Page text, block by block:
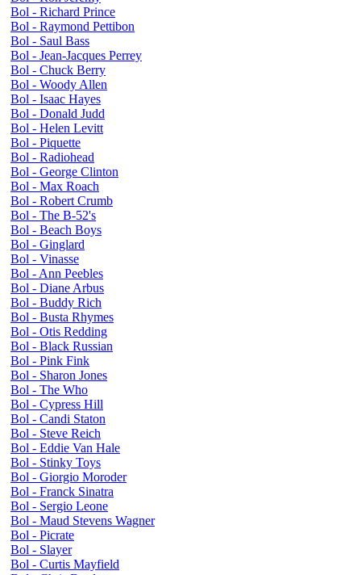
Bol - Richard Prince
Bol - Raymond Pettibon
Bol - Saul Bass
Bol - Jean-Jacques Perrey
Bol - Chuck Berry
Bol - Woody Allen
Bol - Isaac Hayes
Bol - Donald Judd
Bol - Helen Levitt
Bol - Piquette
Bol - Radiohead
Bol - George Clinton
Bol - Max Roach
Bol - Robert Crumb
Bol - The B-52's
Bol - Beach Boys
Bol - Ginglard
Bol - Vinasse
Bol - Ann Peebles
Bol - Diane Arbus
Bol - Buddy Rich
Bol - Busta Rhymes
Bol - Otis Redding
Bol - Black Russian
Bol - Pink Fink
Bol - Sharon Jones
Bol - The Who
Bol - Cypress Hill
Bol - Candi Staton
Bol - Steve Reich
Bol - Eddie Van Hale
Bol - Stinky Toys
Bol - Giorgio Moroder
Bol - Franck Sinatra
Bol - Sergio Leone
Bol - Maud Stevens Wagner
Bol - Picrate
Bol - Slayer
Bol - Curtis Mayfield